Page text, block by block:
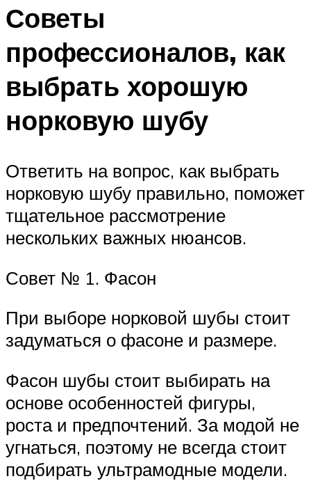
Советы
профессионалов, как
выбрать хорошую
норковую шубу
Ответить на вопрос, как выбрать
норковую шубу правильно, поможет
тщательное рассмотрение
нескольких важных нюансов.
Совет № 1. Фасон
При выборе норковой шубы стоит
задуматься о фасоне и размере.
Фасон шубы стоит выбирать на
основе особенностей фигуры,
роста и предпочтений. За модой не
угнаться, поэтому не всегда стоит
подбирать ультрамодные модели.